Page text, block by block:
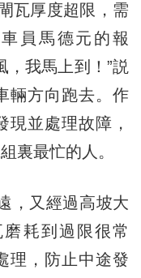
厚度超限，需
員馬德元的報
，我馬上到！”説
輛方向跑去。作
現並處理故障，
裏最忙的人。
又經過高坡大
耗到過限很常
理，防止中途發